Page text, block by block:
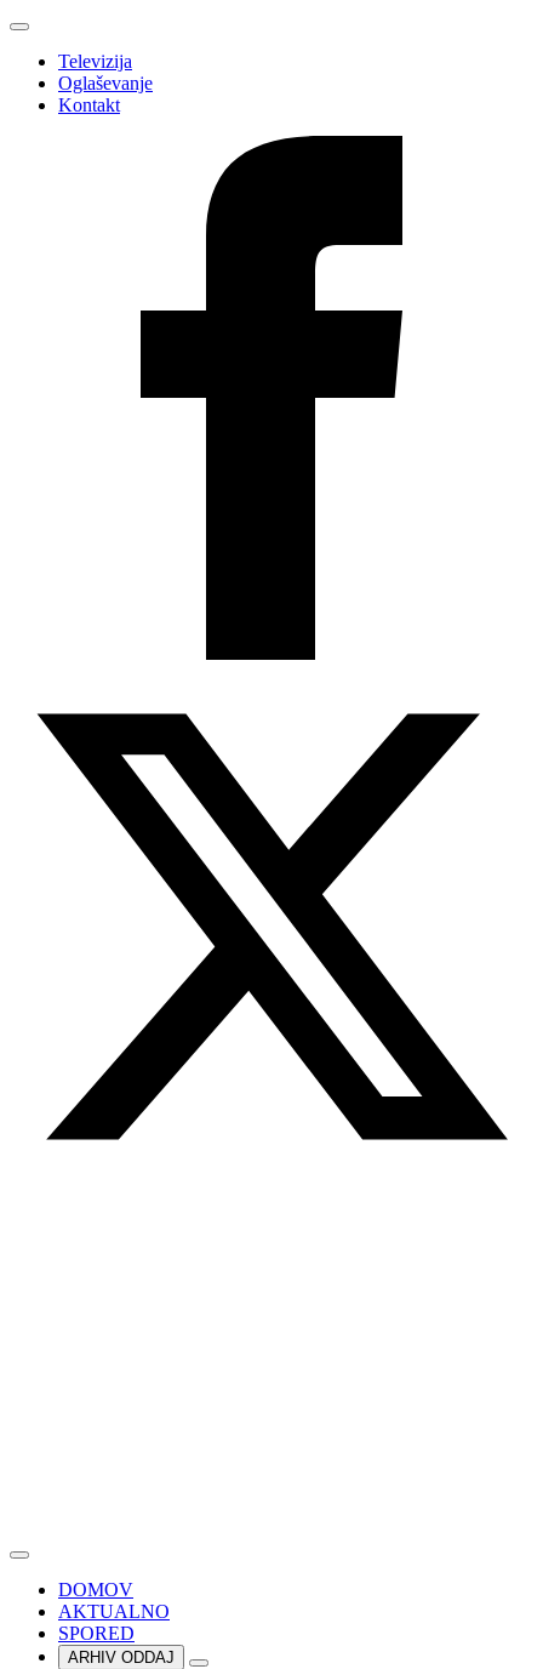
Televizija
Oglaševanje
Kontakt
DOMOV
AKTUALNO
SPORED
ARHIV ODDAJ